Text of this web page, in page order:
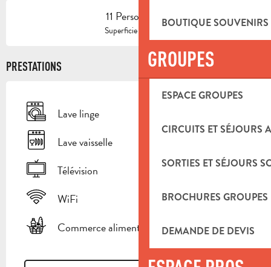
BOUTIQUE
GROUPES
ESPACE GROUPES
CIRCUITS ET SÉJOURS
SORTIES ET SÉJOURS
BROCHURES GROUPES
DEMANDE DE DEVIS
11 Personne(s)
Superficie : 135 m 2
PRESTATIONS
Lave linge
Lave vaisselle
Télévision
WiFi
Commerce alimentaire